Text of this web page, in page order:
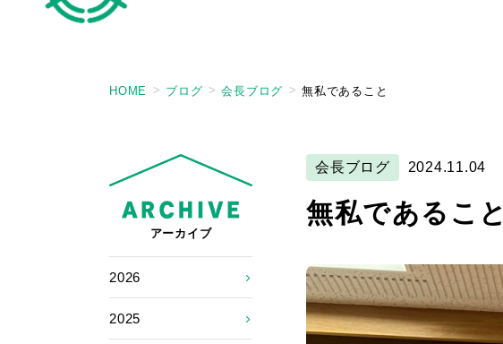
HOME ブログ 会長ブログ 無私であること
会長ブログ 2024.11.04
無私であること
アーカイブ
2026
2025